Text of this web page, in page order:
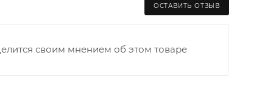
ОСТАВИТЬ ОТЗЫВ
своим мнением об этом товаре